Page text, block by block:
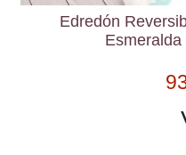
Edredón